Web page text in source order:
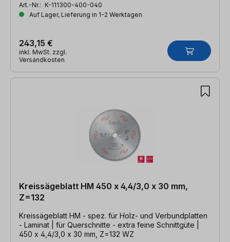
Art.-Nr.: K-111300-400-040
Auf Lager, Lieferung in 1-2 Werktagen
243,15 €
inkl. MwSt. zzgl.
Versandkosten
Kreissägeblatt HM 450 x 4,4/3,0 x 30 mm,
Z=132
Kreissägeblatt HM - spez. für Holz- und Verbundplatten
- Laminat | für Querschnitte - extra feine Schnittgüte |
450 x 4,4/3,0 x 30 mm, Z=132 WZ